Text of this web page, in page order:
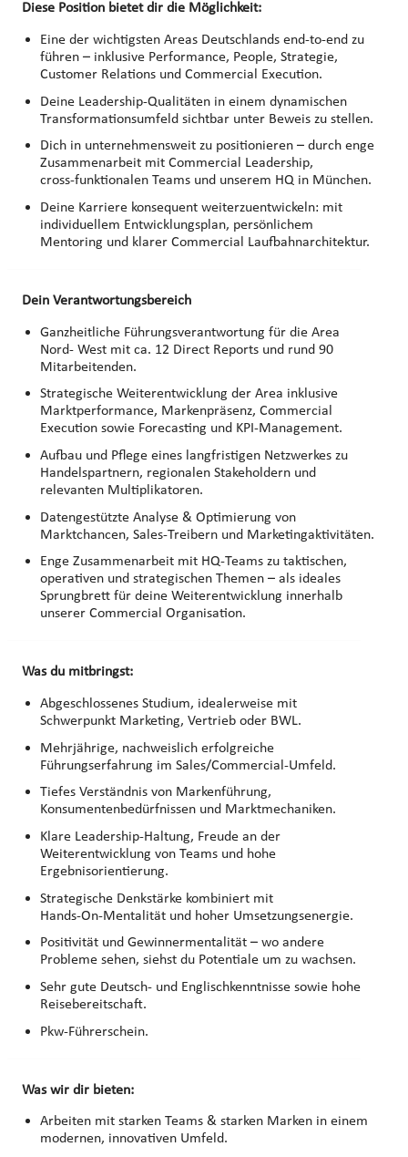
Diese Position bietet dir die Möglichkeit:
Eine der wichtigsten Areas Deutschlands end‑to‑end zu
führen – inklusive Performance, People, Strategie,
Customer Relations und Commercial Execution.
Deine Leadership‑Qualitäten in einem dynamischen
Transformationsumfeld sichtbar unter Beweis zu stellen.
Dich in unternehmensweit zu positionieren – durch enge
Zusammenarbeit mit Commercial Leadership,
cross‑funktionalen Teams und unserem HQ in München.
Deine Karriere konsequent weiterzuentwickeln: mit
individuellem Entwicklungsplan, persönlichem
Mentoring und klarer Commercial Laufbahnarchitektur.
Dein Verantwortungsbereich
Ganzheitliche Führungsverantwortung für die Area
Nord- West mit ca. 12 Direct Reports und rund 90
Mitarbeitenden.
Strategische Weiterentwicklung der Area inklusive
Marktperformance, Markenpräsenz, Commercial
Execution sowie Forecasting und KPI‑Management.
Aufbau und Pflege eines langfristigen Netzwerkes zu
Handelspartnern, regionalen Stakeholdern und
relevanten Multiplikatoren.
Datengestützte Analyse & Optimierung von
Marktchancen, Sales‑Treibern und Marketingaktivitäten.
Enge Zusammenarbeit mit HQ‑Teams zu taktischen,
operativen und strategischen Themen – als ideales
Sprungbrett für deine Weiterentwicklung innerhalb
unserer Commercial Organisation.
Was du mitbringst:
Abgeschlossenes Studium, idealerweise mit
Schwerpunkt Marketing, Vertrieb oder BWL.
Mehrjährige, nachweislich erfolgreiche
Führungserfahrung im Sales/Commercial‑Umfeld.
Tiefes Verständnis von Markenführung,
Konsumentenbedürfnissen und Marktmechaniken.
Klare Leadership‑Haltung, Freude an der
Weiterentwicklung von Teams und hohe
Ergebnisorientierung.
Strategische Denkstärke kombiniert mit
Hands‑On‑Mentalität und hoher Umsetzungsenergie.
Positivität und Gewinnermentalität – wo andere
Probleme sehen, siehst du Potentiale um zu wachsen.
Sehr gute Deutsch- und Englischkenntnisse sowie hohe
Reisebereitschaft.
Pkw‑Führerschein.
Was wir dir bieten:
Arbeiten mit starken Teams & starken Marken in einem
modernen, innovativen Umfeld.